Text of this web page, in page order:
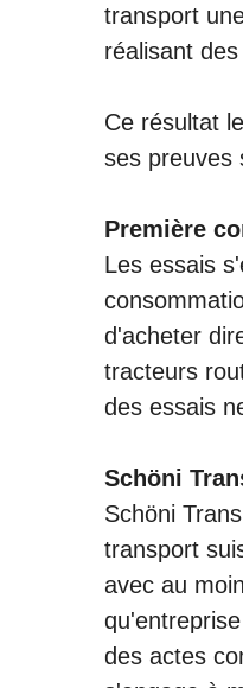
transport
réalisant
Ce résultat
ses preuves
Première
Les essais
d'acheter
tracteurs
des essais
Schöni
Schöni
transport
avec au
des actes